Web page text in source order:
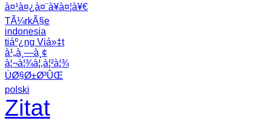
à¤¹à¤¿à¤¨à¥à¤¦à¥€
TÃ¼rkÃ§e
indonesia
tiáº¿ng Viá»‡t
à¹„à¸—à¸¢
à¦¬à¦¾à¦‚à¦²à¦¾
ÙØ§Ø±Ø³ÛŒ
polski
Zitat